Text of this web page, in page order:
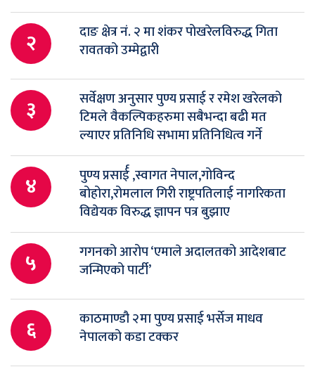
२
दाङ क्षेत्र नं. २ मा शंकर पोखरेलविरुद्ध गिता
रावतको उम्मेद्वारी
३
सर्वेक्षण अनुसार पुण्य प्रसाई र रमेश खरेलको
टिमले वैकल्पिकहरुमा सबैभन्दा बढी मत
ल्याएर प्रतिनिधि सभामा प्रतिनिधित्व गर्ने
४
पुण्य प्रसार्ई ,स्वागत नेपाल,गोविन्द
बोहोरा,रोमलाल गिरी राष्ट्रपतिलाई नागरिकता
विद्येयक विरुद्ध ज्ञापन पत्र बुझाए
५
गगनको आरोप ‘एमाले अदालतको आदेशबाट
जन्मिएको पार्टी’
६
काठमाण्डौ २मा पुण्य प्रसाई भर्सेज माधव
नेपालको कडा टक्कर